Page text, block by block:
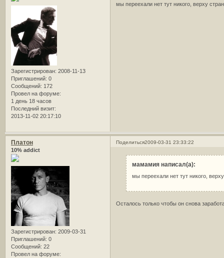
Зарегистрирован: 2008-11-13
Приглашений: 0
Сообщений: 172
Провел на форуме:
1 день 18 часов
Последний визит:
2013-11-02 20:17:10
мы переехали нет тут никого, верху
Поделиться2009-03-31 23:33:22
Платон
10% addict
Зарегистрирован: 2009-03-31
Приглашений: 0
Сообщений: 22
Провел на форуме:
мамамия написал(а):
мы переехали нет тут никого,
Осталось только чтобы он снова